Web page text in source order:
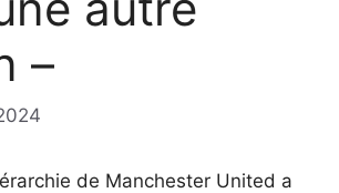
–
de Manchester United a